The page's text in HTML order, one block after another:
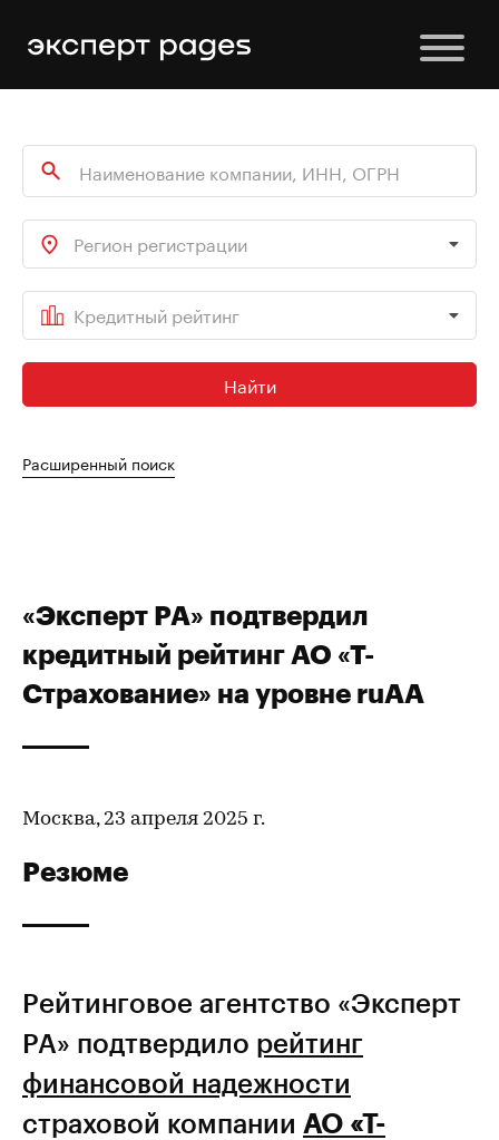
Регион регистрации
Кредитный рейтинг
Найти
Расширенный поиск
«Эксперт РА» подтвердил
кредитный рейтинг АО «Т-
Страхование» на уровне ruАА
Москва, 23 апреля 2025 г.
Резюме
Рейтинговое агентство «Эксперт
РА» подтвердило рейтинг
финансовой надежности
страховой компании АО «Т-